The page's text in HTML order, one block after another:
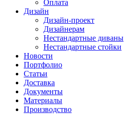
Оплата
Дизайн
Дизайн-проект
Дизайнерам
Нестандартные диваны
Нестандартные стойки
Новости
Портфолио
Статьи
Доставка
Документы
Материалы
Производство